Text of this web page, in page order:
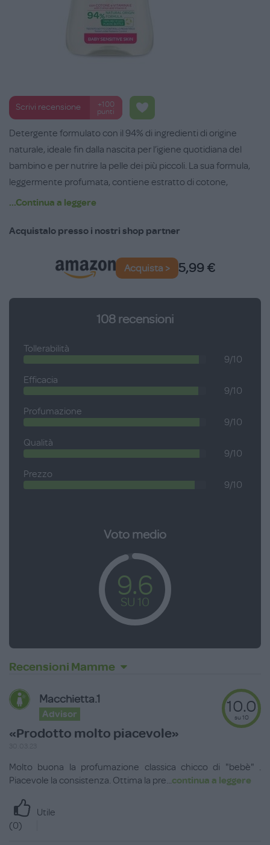
Scrivi recensione
+100
punti
Detergente formulato con il 94% di ingredienti di origine
naturale, ideale fin dalla nascita per l’igiene quotidiana del
bambino e per nutrire la pelle dei più piccoli. La sua formula,
leggermente profumata, contiene estratto di cotone,
pantenolo (provitamina B5), vitamina E, che svolgono
protettiva, arricchita inoltre con olio di cotone.
Testato dermatologicamente e oftalmologicamente sotto
Flacone in plastica 100% riciclata da 500 ml.
...Continua a leggere
Acquistalo presso i nostri shop partner
Acquista > 5,99 €
108 recensioni
Tollerabilità
9/10
Efficacia
9/10
Profumazione
9/10
Qualità
9/10
Prezzo
9/10
Voto medio
9.6
SU 10
Recensioni Mamme
Macchietta.1
Advisor
«Prodotto molto piacevole»
10.0
su 10
Molto buona la profumazione classica chicco di "bebè" .
Piacevole la consistenza. Ottima la pre...continua a leggere
Utile
(0)